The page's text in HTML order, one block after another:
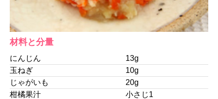
材料と分量
にんじん
13g
玉ねぎ
10g
じゃがいも
20g
柑橘果汁
小さじ1